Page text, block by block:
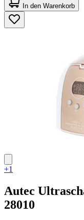
von
5
Sternen.
45
In den Warenkorb
+1
Autec
28010